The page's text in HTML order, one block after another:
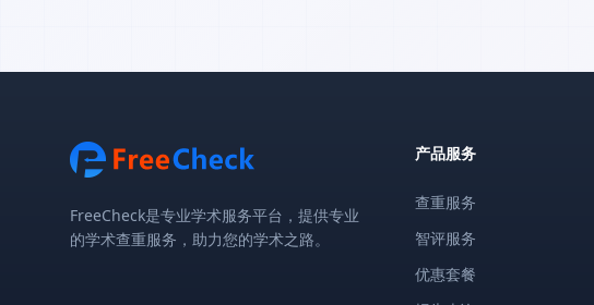
FreeCheck是专业学术服务平台，提供专业
的学术查重服务，助力您的学术之路。
产品服务
查重服务
智评服务
优惠套餐